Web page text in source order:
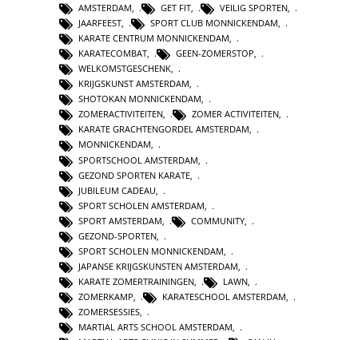
AMSTERDAM
GET FIT VEILIG SPORTEN
JAARFEEST
SPORT CLUB MONNICKENDAM
KARATE CENTRUM MONNICKENDAM,
KARATECOMBAT, GEEN-ZOMERSTOP,
WELKOMSTGESCHENK,
KRIJGSKUNST AMSTERDAM,
SHOTOKAN MONNICKENDAM,
ZOMERACTIVITEITEN, ZOMER ACTIVITEITEN,
KARATE GRACHTENGORDEL AMSTERDAM,
MONNICKENDAM,
SPORTSCHOOL AMSTERDAM
GEZOND SPORTEN KARATE
JUBILEUM CADEAU
SPORT SCHOLEN AMSTERDAM
SPORT AMSTERDAM
COMMUNITY
GEZOND-SPORTEN
SPORT SCHOLEN MONNICKENDAM
JAPANSE KRIJGSKUNSTEN AMSTERDAM
KARATE ZOMERTRAININGEN, LAWN,
ZOMERKAMP, KARATESCHOOL AMSTERDAM,
ZOMERSESSIES,
MARTIAL ARTS SCHOOL AMSTERDAM,